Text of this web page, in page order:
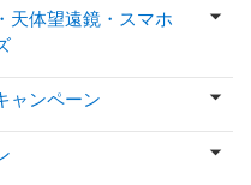
天体望遠鏡・スマホ
ャンペーン